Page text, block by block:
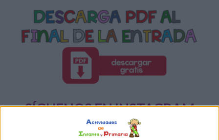
SÍGUENOS EN INSTAGRAM
PINCHA AQUÍ